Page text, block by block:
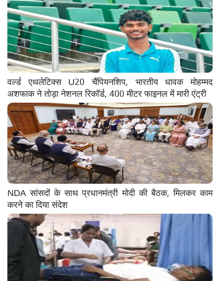
वर्ल्ड एथलेटिक्स U20 चैंपियनशिप, भारतीय धावक मोहम्मद
अशफाक ने तोड़ा नेशनल रिकॉर्ड, 400 मीटर फाइनल में मारी एंट्री
NDA सांसदों के साथ प्रधानमंत्री मोदी की बैठक, मिलकर काम
करने का दिया संदेश